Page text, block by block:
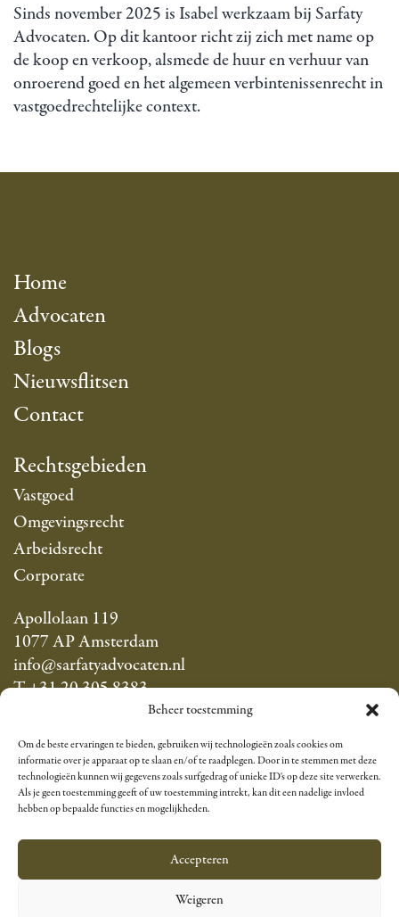
Beheer toestemming
Om de beste ervaringen te bieden, gebruiken wij technologieën zoals cookies om
informatie over je apparaat op te slaan en/of te raadplegen. Door in te stemmen met deze
technologieën kunnen wij gegevens zoals surfgedrag of unieke ID's op deze site verwerken.
Als je geen toestemming geeft of uw toestemming intrekt, kan dit een nadelige invloed
hebben op bepaalde functies en mogelijkheden.
Accepteren
Weigeren
Sinds november 2025 is Isabel werkzaam bij Sarfaty
Advocaten. Op dit kantoor richt zij zich met name op
de koop en verkoop, alsmede de huur en verhuur van
onroerend goed en het algemeen verbintenissenrecht in
vastgoedrechtelijke context.
Home
Advocaten
Blogs
Nieuwsflitsen
Contact
Rechtsgebieden
Vastgoed
Omgevingsrecht
Arbeidsrecht
Corporate
Apollolaan 119
1077 AP Amsterdam
info@sarfatyadvocaten.nl
T +31 20 305 8383
Linkedin
NL